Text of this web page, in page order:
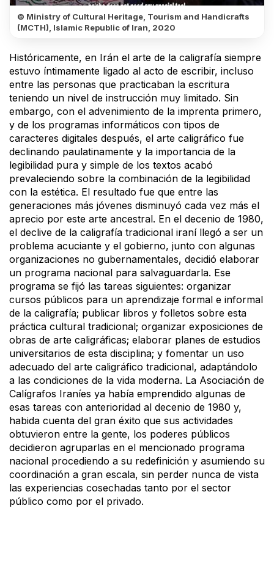
© Ministry of Cultural Heritage, Tourism and Handicrafts
(MCTH), Islamic Republic of Iran, 2020
Históricamente, en Irán el arte de la caligrafía siempre
estuvo íntimamente ligado al acto de escribir, incluso
entre las personas que practicaban la escritura
teniendo un nivel de instrucción muy limitado. Sin
embargo, con el advenimiento de la imprenta primero,
y de los programas informáticos con tipos de
caracteres digitales después, el arte caligráfico fue
declinando paulatinamente y la importancia de la
legibilidad pura y simple de los textos acabó
prevaleciendo sobre la combinación de la legibilidad
con la estética. El resultado fue que entre las
generaciones más jóvenes disminuyó cada vez más el
aprecio por este arte ancestral. En el decenio de 1980,
el declive de la caligrafía tradicional iraní llegó a ser un
problema acuciante y el gobierno, junto con algunas
organizaciones no gubernamentales, decidió elaborar
un programa nacional para salvaguardarla. Ese
programa se fijó las tareas siguientes: organizar
cursos públicos para un aprendizaje formal e informal
de la caligrafía; publicar libros y folletos sobre esta
práctica cultural tradicional; organizar exposiciones de
obras de arte caligráficas; elaborar planes de estudios
universitarios de esta disciplina; y fomentar un uso
adecuado del arte caligráfico tradicional, adaptándolo
a las condiciones de la vida moderna. La Asociación de
Calígrafos Iraníes ya había emprendido algunas de
esas tareas con anterioridad al decenio de 1980 y,
habida cuenta del gran éxito que sus actividades
obtuvieron entre la gente, los poderes públicos
decidieron agruparlas en el mencionado programa
nacional procediendo a su redefinición y asumiendo su
coordinación a gran escala, sin perder nunca de vista
las experiencias cosechadas tanto por el sector
público como por el privado.